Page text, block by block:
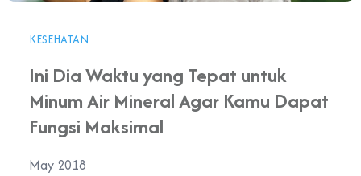
KESEHATAN
Ini Dia Waktu yang Tepat untuk
Minum Air Mineral Agar Kamu Dapat
Fungsi Maksimal
May 2018